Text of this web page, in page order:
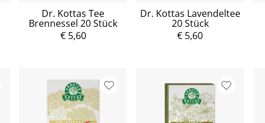
Dr. Kottas Tee
Brennessel 20 Stück
€ 5,60
Dr. Kottas Lavendeltee
20 Stück
€ 5,60